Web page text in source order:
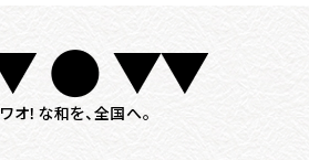
ワオ！な和を、全国へ。